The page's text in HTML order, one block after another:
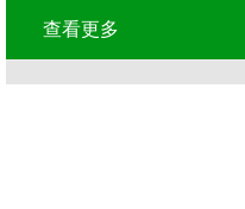
查看更多